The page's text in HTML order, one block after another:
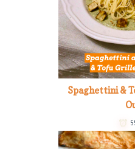
Spaghettini &